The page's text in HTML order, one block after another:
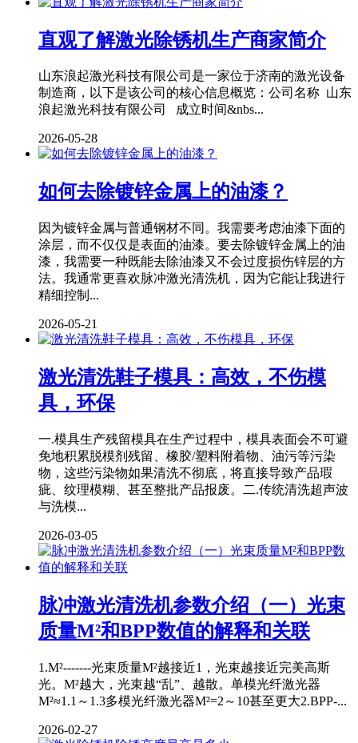
直观了解激光除锈机生产商家简介
山东浪起激光科技有限公司是一家位于济南的激光设备
制造商，以下是该公司的核心信息概览：公司名称 山东
浪起激光科技有限公司 成立时间&nbs...
2026-05-28
如何去除镀锌金属上的油漆？
因为镀锌金属与普通钢材不同。我需要考虑油漆下面的
涂层，而不仅仅是表面的油漆。要去除镀锌金属上的油
漆，我需要一种既能去除油漆又不会过度损伤锌层的方
法。我通常更喜欢脉冲激光清洗机，因为它能让我进行
精细控制...
2026-05-21
激光清洗鞋子模具：高效，不伤模
具，环保
一.模具生产残留模具在生产过程中，模具表面会不可避
免地积累脱模剂残留、橡胶/塑料附着物、油污等污染
物，这些污染物如果清洗不彻底，将直接导致产品瑕
疵、纹理模糊、甚至整批产品报废。二.传统清洗超声波
与洗模...
2026-03-05
脉冲激光清洗机参数介绍（一）光束
质量M²和BPP数值的解释和关联
1.M²-------光束质量M²越接近1，光束越接近完美高斯
光。M²越大，光束越“乱”、越散。单模光纤激光器
M²≈1.1～1.3多模光纤激光器M²=2～10甚至更大2.BPP-...
2026-02-27